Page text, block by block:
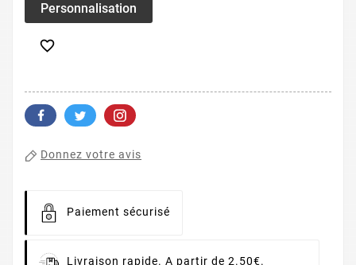
Personnalisation

Donnez votre avis
Paiement sécurisé
Livraison rapide. A partir de 2.50€.